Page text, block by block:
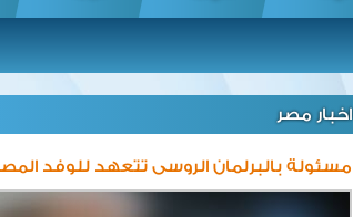
اخبار مصر
مسئولة بالبرلمان الروسى تتعهد للوفد